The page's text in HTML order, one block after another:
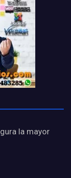
la mayor